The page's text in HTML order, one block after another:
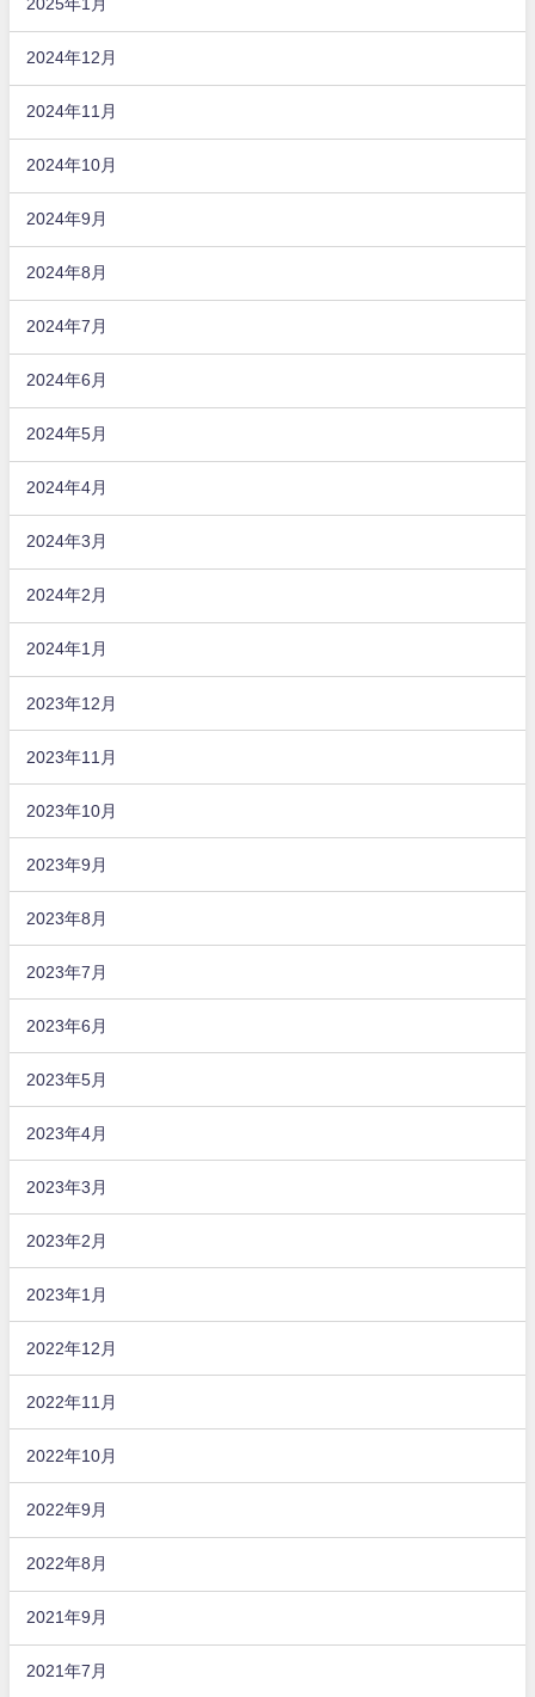
2025年1月
2024年12月
2024年11月
2024年10月
2024年9月
2024年8月
2024年7月
2024年6月
2024年5月
2024年4月
2024年3月
2024年2月
2024年1月
2023年12月
2023年11月
2023年10月
2023年9月
2023年8月
2023年7月
2023年6月
2023年5月
2023年4月
2023年3月
2023年2月
2023年1月
2022年12月
2022年11月
2022年10月
2022年9月
2022年8月
2021年9月
2021年7月